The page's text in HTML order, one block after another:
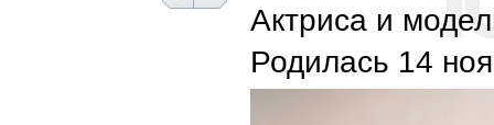
Актриса и
Родилась 14